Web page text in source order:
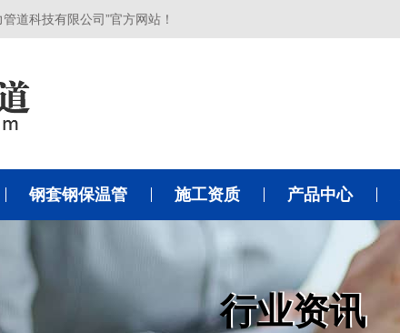
道科技有限公司”官方网站！
钢套钢保温管 施工资质 产品中心
行业资讯